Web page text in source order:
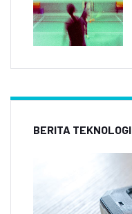
BERITA TEKNOLOGI